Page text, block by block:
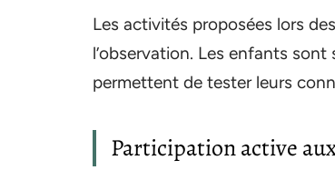
Les activités proposées lors
l’observation. Les enfants
permettent de tester leurs
Participation active